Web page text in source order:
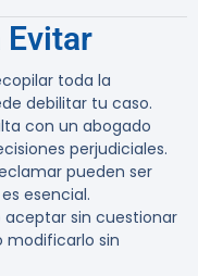
Evitar
toda la
debilitar tu caso.
con un abogado
perjudiciales.
pueden ser
esencial.
aceptar sin cuestionar
modificarlo sin